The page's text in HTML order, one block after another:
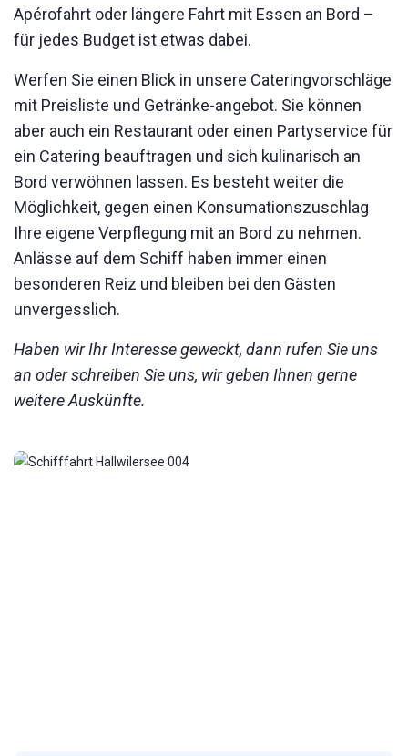
Apérofahrt oder längere Fahrt mit Essen an Bord –
für jedes Budget ist etwas dabei.
Werfen Sie einen Blick in unsere Cateringvorschläge
mit Preisliste und Getränke-angebot. Sie können
aber auch ein Restaurant oder einen Partyservice für
ein Catering beauftragen und sich kulinarisch an
Bord verwöhnen lassen. Es besteht weiter die
Möglichkeit, gegen einen Konsumationszuschlag
Ihre eigene Verpflegung mit an Bord zu nehmen.
Anlässe auf dem Schiff haben immer einen
besonderen Reiz und bleiben bei den Gästen
unvergesslich.
Haben wir Ihr Interesse geweckt, dann rufen Sie uns
an oder schreiben Sie uns, wir geben Ihnen gerne
weitere Auskünfte.